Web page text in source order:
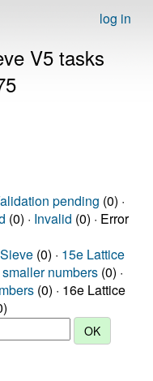
log in
V5 tasks
pending (0) ·
(0) · Invalid (0) · Error
(0) · 15e Lattice
numbers (0) ·
(0) · 16e Lattice